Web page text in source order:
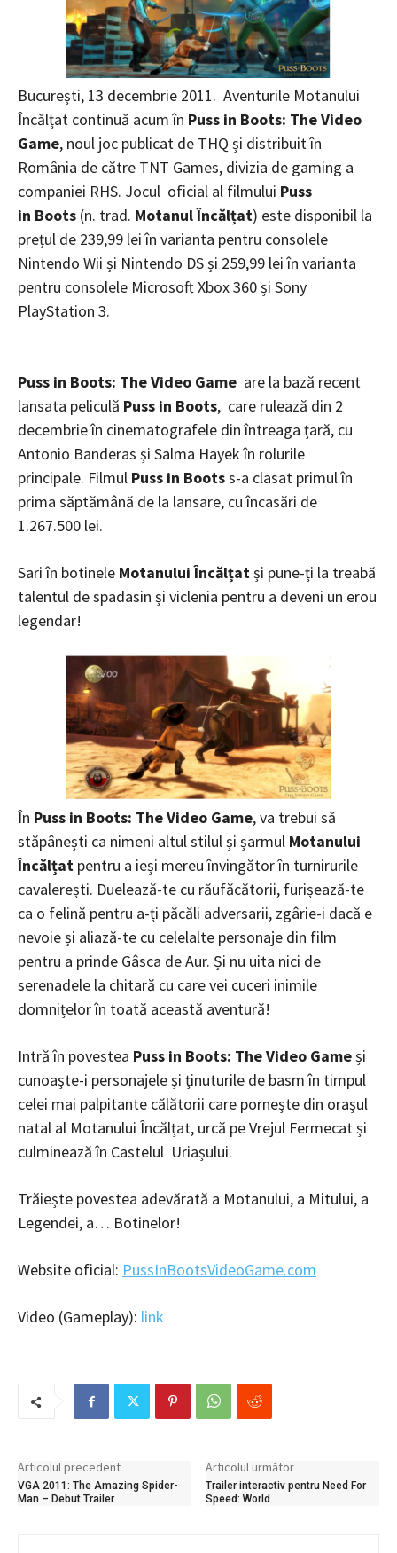
București, 13 decembrie 2011. Aventurile Motanului
Încălțat continuă acum în Puss in Boots: The Video
Game, noul joc publicat de THQ și distribuit în
România de către TNT Games, divizia de gaming a
companiei RHS. Jocul oficial al filmului Puss
in Boots (n. trad. Motanul Încălțat) este disponibil la
prețul de 239,99 lei în varianta pentru consolele
Nintendo Wii și Nintendo DS și 259,99 lei în varianta
pentru consolele Microsoft Xbox 360 și Sony
PlayStation 3.
Puss in Boots: The Video Game are la bază recent
lansata peliculă Puss in Boots, care rulează din 2
decembrie în cinematografele din întreaga țară, cu
Antonio Banderas și Salma Hayek în rolurile
principale. Filmul Puss in Bootss-a clasat primul în
prima săptămână de la lansare, cu încasări de
1.267.500 lei.
Sari în botinele Motanului Încălțatși pune-ți la treabă
talentul de spadasin și viclenia pentru a deveni un erou
legendar!
În Puss in Boots: The Video Game, va trebui să
stăpânești ca nimeni altul stilul și șarmul Motanului
Încălțat pentru a ieși mereu învingător în turnirurile
cavalerești. Duelează-te cu răufăcătorii, furișează-te
ca o felină pentru a-ți păcăli adversarii, zgârie-i dacă e
nevoie și aliază-te cu celelalte personaje din film
pentru a prinde Gâsca de Aur. Și nu uita nici de
serenadele la chitară cu care vei cuceri inimile
domnițelor în toată această aventură!
Intră în povestea Puss in Boots: The Video Gameși
cunoaște-i personajele și ținuturile de basm în timpul
celei mai palpitante călătorii care pornește din orașul
natal al Motanului Încălțat, urcă pe Vrejul Fermecat și
culminează în Castelul Uriașului.
Trăiește povestea adevărată a Motanului, a Mitului, a
Legendei, a… Botinelor!
Website oficial: PussInBootsVideoGame.com
Video (Gameplay): link
Articolul precedent
VGA 2011: The Amazing Spider-
Man – Debut Trailer
Articolul următor
Trailer interactiv pentru Need For
Speed: World